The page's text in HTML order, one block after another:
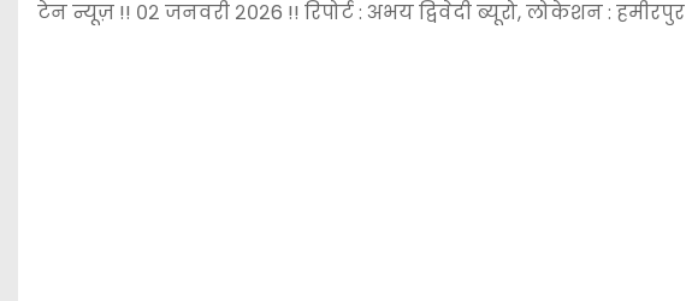
टेन न्यूज़ !! ०२ जनवरी २०२6 !! रिपोर्ट : अभय द्विवेदी ब्यूरो, लोकेशन : हमीरपुर